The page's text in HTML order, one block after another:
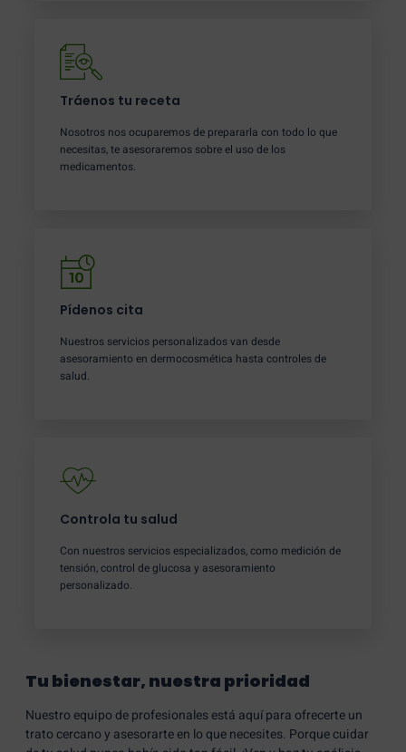
Tráenos tu receta
Nosotros nos ocuparemos de prepararla con todo lo que
necesitas, te asesoraremos sobre el uso de los
medicamentos.
Pídenos cita
Nuestros servicios personalizados van desde
asesoramiento en dermocosmética hasta controles de
salud.
Controla tu salud
Con nuestros servicios especializados, como medición de
tensión, control de glucosa y asesoramiento
personalizado.
Tu bienestar, nuestra prioridad
Nuestro equipo de profesionales está aquí para ofrecerte un
trato cercano y asesorarte en lo que necesites. Porque cuidar